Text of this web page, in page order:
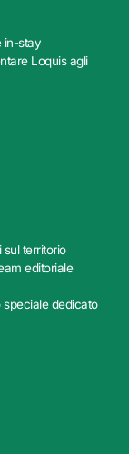
in-stay
Loquis agli
sul territorio
editoriale
speciale dedicato